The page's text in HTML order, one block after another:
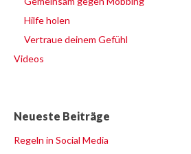
Hilfe holen
Vertraue deinem Gefühl
Videos
Neueste Beiträge
Regeln in Social Media